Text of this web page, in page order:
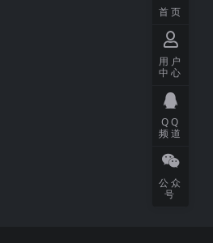
首页
用户
中心
QQ
频道
公众
号